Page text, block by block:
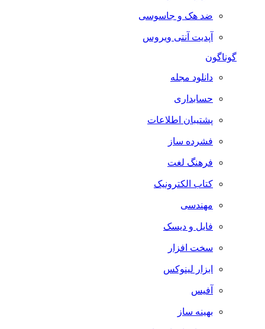
ضد هک و جاسوسی
آپدیت آنتی ویروس
گوناگون
دانلود مجله
حسابداری
پشتیبان اطلاعات
فشرده ساز
فرهنگ لغت
کتاب الکترونیک
مهندسی
فایل و دیسک
سخت افزار
ابزار لینوکس
آفیس
بهینه ساز